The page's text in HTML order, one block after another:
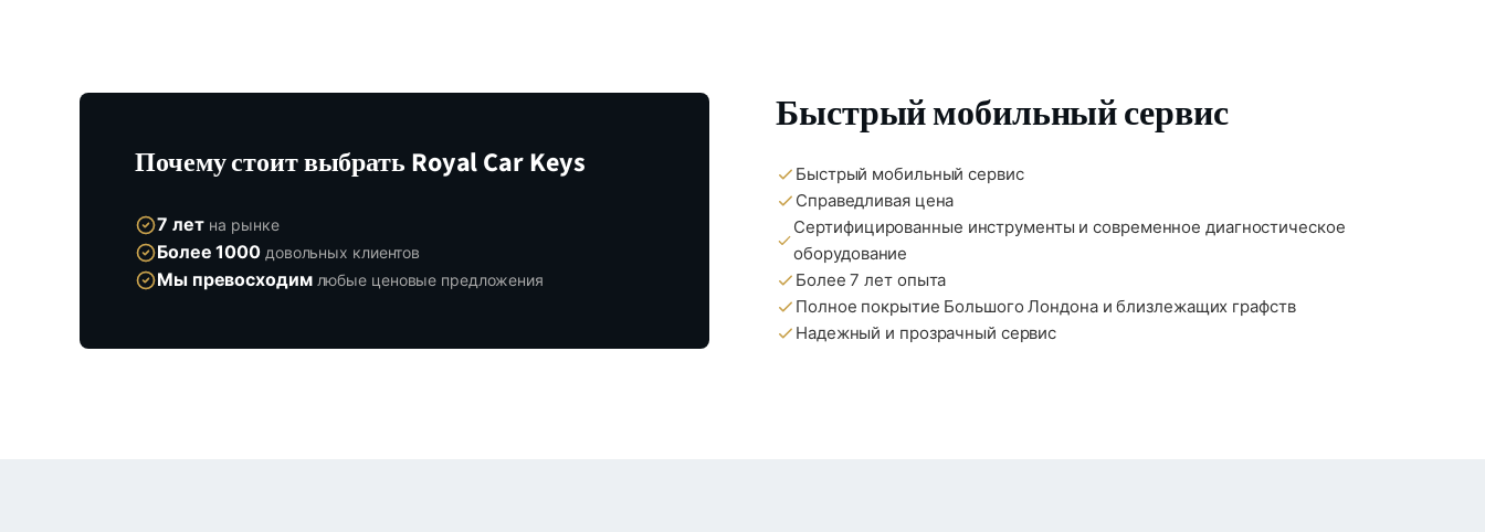
Почему стоит выбрать Royal Car Keys
7 лет на рынке
Более 1000 довольных клиентов
Мы превосходим любые ценовые предложения
Быстрый мобильный сервис
Быстрый мобильный сервис
Справедливая цена
Сертифицированные инструменты и современное диагностическое
оборудование
Более 7 лет опыта
Полное покрытие Большого Лондона и близлежащих графств
Надежный и прозрачный сервис